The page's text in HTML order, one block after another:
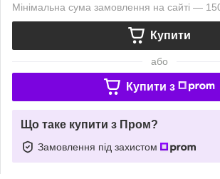
Мінімальна сума замовлення на сайті —
Купити
або
Купити з
Що таке купити з Пром?
Замовлення під захистом